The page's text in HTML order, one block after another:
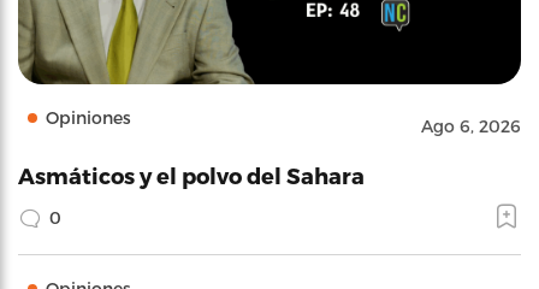
Opiniones Ago 6, 2026
Asmáticos y el polvo del Sahara
0